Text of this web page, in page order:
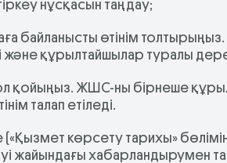
нұсқасын таңдау;
байланысты өтінім
және құрылтайшылар туралы
қойыңыз. ЖШС-ны бірнеше
талап етіледі.
көрсету тарихы»
жайындағы хабарландырумен